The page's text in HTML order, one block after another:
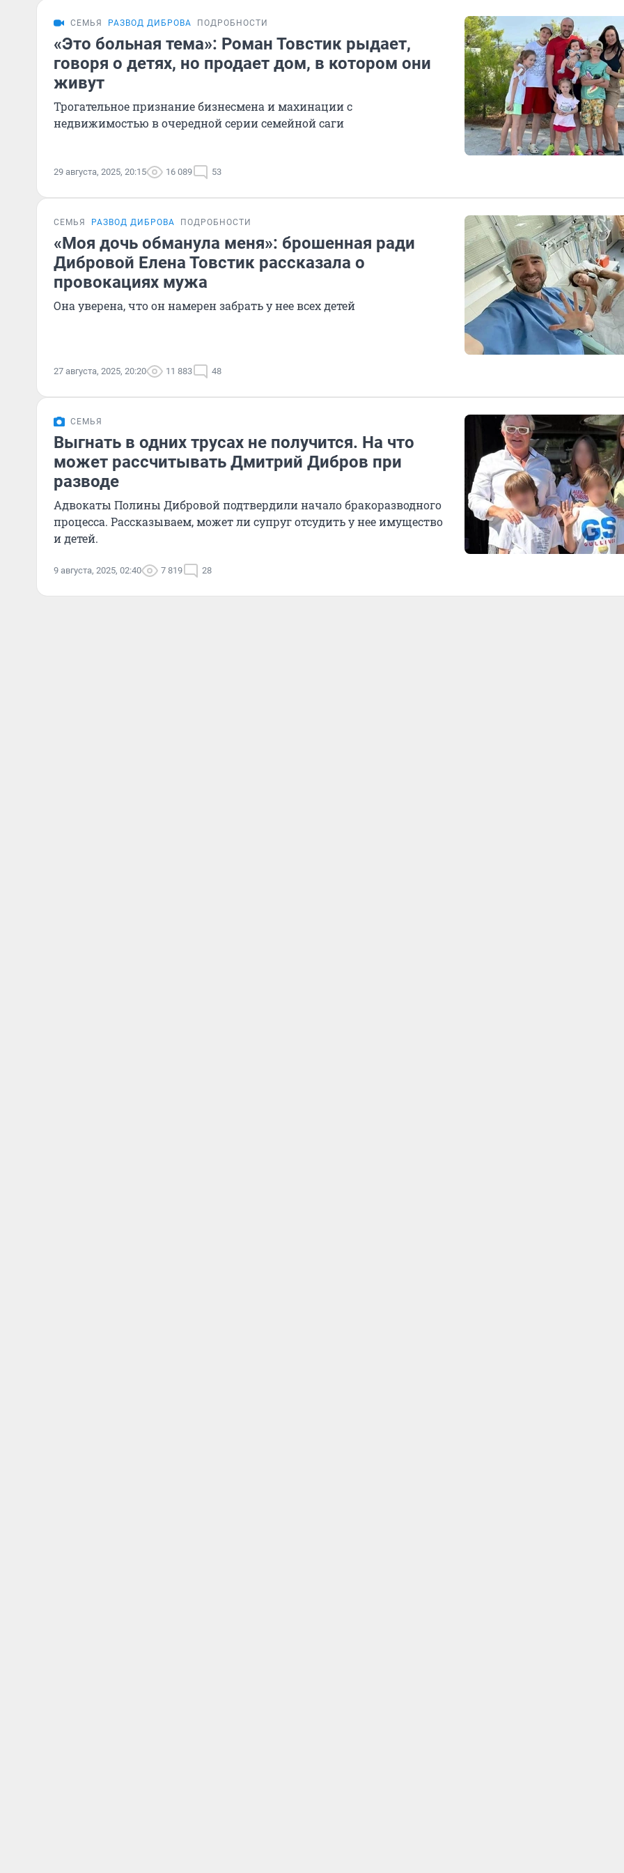
СЕМЬЯ РАЗВОД ДИБРОВА ПОДРОБНОСТИ
«Это больная тема»: Роман Товстик рыдает,
говоря о детях, но продает дом, в котором они
живут
Трогательное признание бизнесмена и махинации с
недвижимостью в очередной серии семейной саги
29 августа, 2025, 20:15 16 089 53
СЕМЬЯ РАЗВОД ДИБРОВА ПОДРОБНОСТИ
«Моя дочь обманула меня»: брошенная ради
Дибровой Елена Товстик рассказала о
провокациях мужа
Она уверена, что он намерен забрать у нее всех детей
27 августа, 2025, 20:20 11 883 48
СЕМЬЯ
Выгнать в одних трусах не получится. На что
может рассчитывать Дмитрий Дибров при
разводе
Адвокаты Полины Дибровой подтвердили начало бракоразводного
процесса. Рассказываем, может ли супруг отсудить у нее имущество
и детей.
9 августа, 2025, 02:40 7 819 28